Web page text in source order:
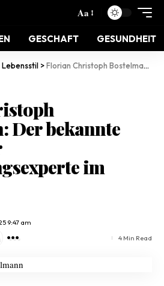
Aa
GESCHAFT GESUNDHEIT
Lebensstil >Florian Christoph Bostelmann: Der bekannte Hamburger Verhandlungsexperte im Porträt
Der bekannte
im
9:47 am
4 Min Read